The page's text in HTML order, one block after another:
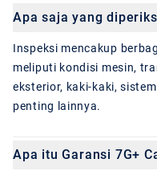
Apa saja yang
Inspeksi mencakup
meliputi kondisi mesin,
eksterior, kaki-kaki,
penting lainnya.
Apa itu Garansi 7G+